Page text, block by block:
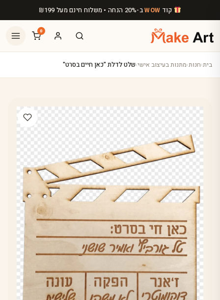
דלג לתוכן הראשי קוד WOWב-20% הנחה • משלוח חינם מעל ₪199
0
בית›חנות›מתנות בעיצוב אישי›שלט לדלת "כאן חיים בסרט"